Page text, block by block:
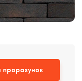
прорахунок